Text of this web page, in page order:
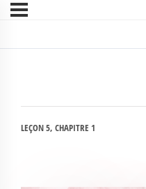
LEÇON 5, CHAPITRE 1